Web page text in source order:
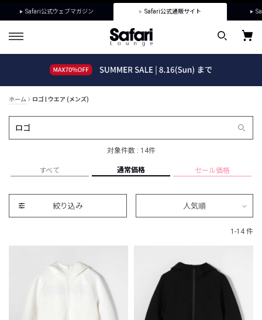
Safari公式ウェブマガジン Safari公式通販サイト
ホーム ロゴ | ウエア (メンズ)
対象件数 : 14件
すべて 通常価格 セール価格
絞り込み 人気順
1-14 件